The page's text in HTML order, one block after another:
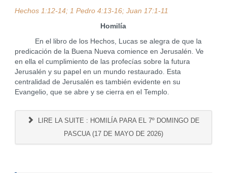
Hechos 1:12-14; 1 Pedro 4:13-16; Juan 17:1-11
Homilía
En el libro de los Hechos, Lucas se alegra de que la
predicación de la Buena Nueva comience en Jerusalén. Ve
en ella el cumplimiento de las profecías sobre la futura
Jerusalén y su papel en un mundo restaurado. Esta
centralidad de Jerusalén es también evidente en su
Evangelio, que se abre y se cierra en el Templo.
LIRE LA SUITE : HOMILÍA PARA EL 7º DOMINGO DE
PASCUA (17 DE MAYO DE 2026)